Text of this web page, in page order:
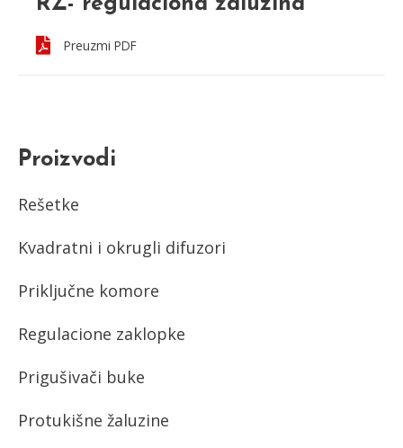
Proizvodi
Rešetke
Kvadratni i okrugli difuzori
Priključne komore
Regulacione zaklopke
Prigušivači buke
Protukišne žaluzine
Preuzmi PDF